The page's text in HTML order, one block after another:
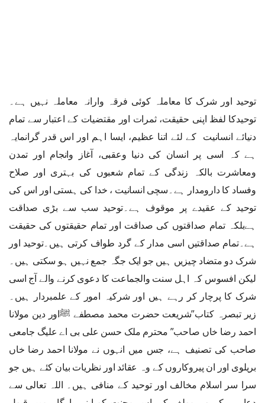
توحید اور شرک کا معاملہ کوئی فرقہ وارانہ معاملہ نہیں ہے۔
توحیدکا لفظ اپنی حقیقت، ثمرات اور مقتضیات کے اعتبار سے تمام
دنیائے انسانیت کے لئے اتنا عظیم، ایسا اہم اور اس قدر گرانمایہ
ہے کہ اسی پر انسان کی دنیا وعقبی، آغاز وانجام اور تمدن
ومعاشرت بالکہ زندگی کے تمام شعبوں کی بہتری اور صلاح
وفساد کا دارومدار ہے۔سچی انسانیت ، خدا کی ہستی اور اس کی
توحید کے عقیدے پر موقوف ہے۔توحید سب سے بڑی صداقت
ہےبلکہ تمام صداقتوں کی صداقت اور تمام حقیقتوں کی حقیقت
ہے۔تمام صداقتیں اسی مدار کے گرد طواف کرتی ہیں۔توحید اور
شرک دو متضاد چیزیں ہیں جو ایک جگہ جمع نہیں ہو سکتی ہیں۔
لیکن افسوس کہ اہل سنت والجماعت کا دعوی کرنے والے آج اسی
شرک کا پرچار کر رہے ہیں اور شرکیہ امور کے علمبردار ہیں۔
زیر تبصرہ کتاب”شریعت حضرت محمد مصطفے ﷺاور دین مولانا
احمد رضا خاں صاحب” محترم ملک حسن علی بی اے علیگ جامعی
صاحب کی تصنیف ہے، جس میں انہوں نے مولانا احمد رضا خاں
بریلوی اور ان پیروکاروں کے وہ عقائد اور نظریات بیان کئے ہیں جو
سرا سر اسلام مخالف اور توحید کے منافی ہیں۔ اللہ تعالی سے